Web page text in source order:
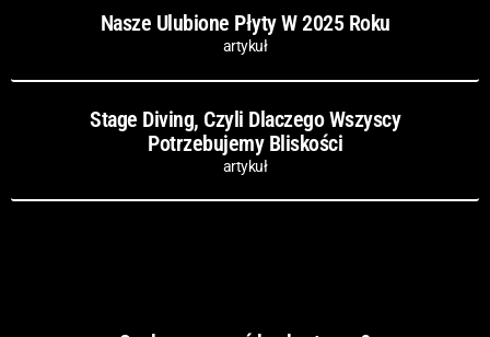
Nasze Ulubione Płyty W 2025 Roku
artykuł
Stage Diving, Czyli Dlaczego Wszyscy
Potrzebujemy Bliskości
artykuł